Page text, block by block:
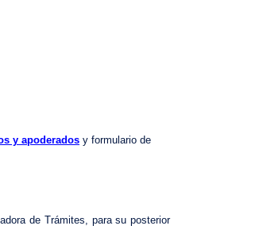
y apoderados y formulario de
de Trámites, para su posterior